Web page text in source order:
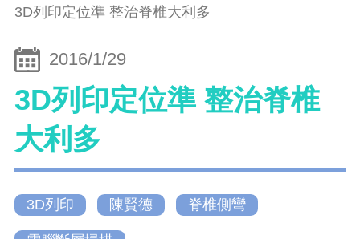
3D列印定位準 整治脊椎大利多
2016/1/29
3D列印定位準 整治脊椎
大利多
3D列印 陳賢德 脊椎側彎